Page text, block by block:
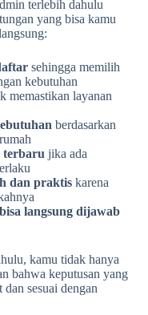
terlebih dahulu
yang bisa kamu
sehingga memilih
kebutuhan
memastikan layanan
berdasarkan
terbaru jika ada
dan praktis karena
langsung dijawab
kamu tidak hanya
bahwa keputusan yang
sesuai dengan